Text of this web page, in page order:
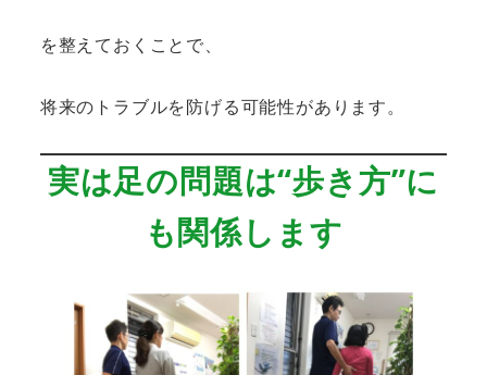
を整えておくことで、
将来のトラブルを防げる可能性があります。
実は足の問題は“歩き方”に
も関係します